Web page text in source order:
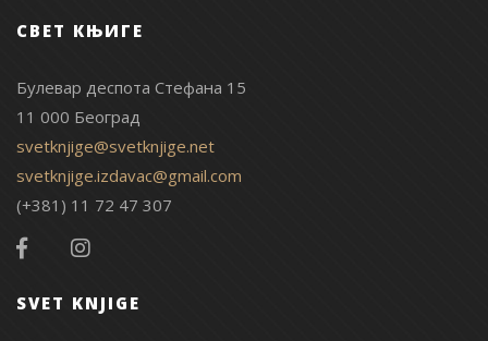
СВЕТ КЊИГЕ
Булевар деспота Стефана 15
11 000 Београд
svetknjige@svetknjige.net
svetknjige.izdavac@gmail.com
(+381) 11 72 47 307
SVET KNJIGE